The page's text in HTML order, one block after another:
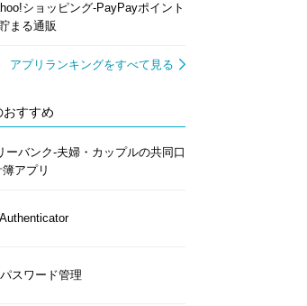
ショッピング-PayPayポイント
まる通販
アプリランキングをすべて見る
おすすめ
ーバンク-夫婦・カップルの共同口
アプリ
スワード管理